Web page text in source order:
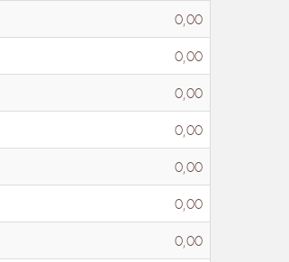
0,00
0,00
0,00
0,00
0,00
0,00
0,00